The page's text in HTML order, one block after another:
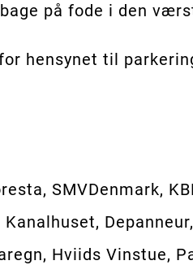
på fode i den
hensynet til
SMVDenmark,
Hviids Vinstue,